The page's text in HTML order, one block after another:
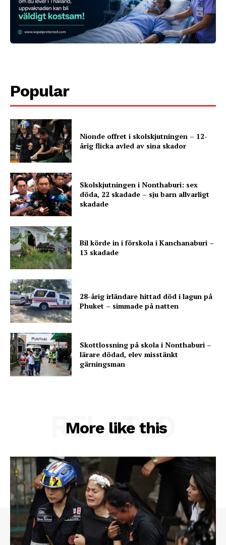
Popular
Nionde offret i skolskjutningen – 12-
årig flicka avled av sina skador
Skolskjutningen i Nonthaburi: sex
döda, 22 skadade – sju barn allvarligt
skadade
Bil körde in i förskola i Kanchanaburi –
13 skadade
28-årig irländare hittad död i lagun på
Phuket – simmade på natten
Skottlossning på skola i Nonthaburi –
lärare dödad, elev misstänkt
gärningsman
More like this
RELATED